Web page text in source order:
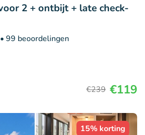
2 + ontbijt + late check-
• 99 beoordelingen
€239 €119
15% korting